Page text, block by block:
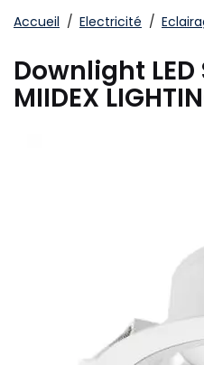
Accueil / Electricité /
Downlight
MIIDEX